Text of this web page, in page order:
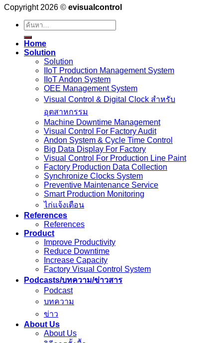
Copyright 2026 © evisualcontrol
ค้นหา:
Home
Solution
Solution
IIoT Production Management System
IIoT Andon System
OEE Management System
Visual Control & Digital Clock สำหรับ
อุตสาหกรรม
Machine Downtime Management
Visual Control For Factory Audit
Andon System & Cycle Time Control
Big Data Display For Factory
Visual Control For Production Line Paint
Factory Production Data Collection
Synchronize Clocks System
Preventive Maintenance Service
Smart Production Monitoring
ไก่แจ้งเตือน
References
References
Product
Improve Productivity
Reduce Downtime
Increase Capacity
Factory Visual Control System
Podcasts/บทความ/ข่าวสาร
Podcast
บทความ
ข่าว
About Us
About Us